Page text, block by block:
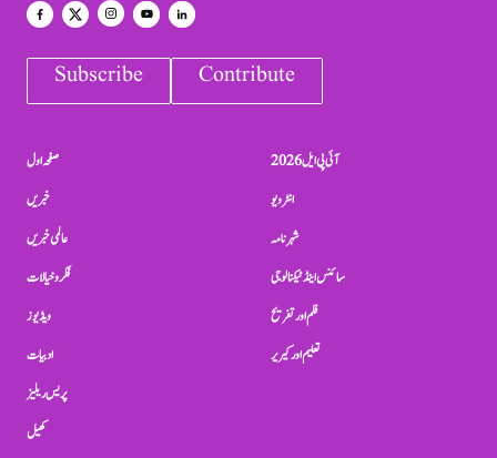
Subscribe Contribute
صفحہ اول
خبریں
عالمی خبریں
فکر و خیالات
ویڈیوز
ادبیات
پریس ریلیز
کھیل
آئی پی ایل 2026
انٹرویو
شہرنامہ
سائنس اینڈ ٹیکنالوجی
فلم اور تفریح
تعلیم اور کیریر